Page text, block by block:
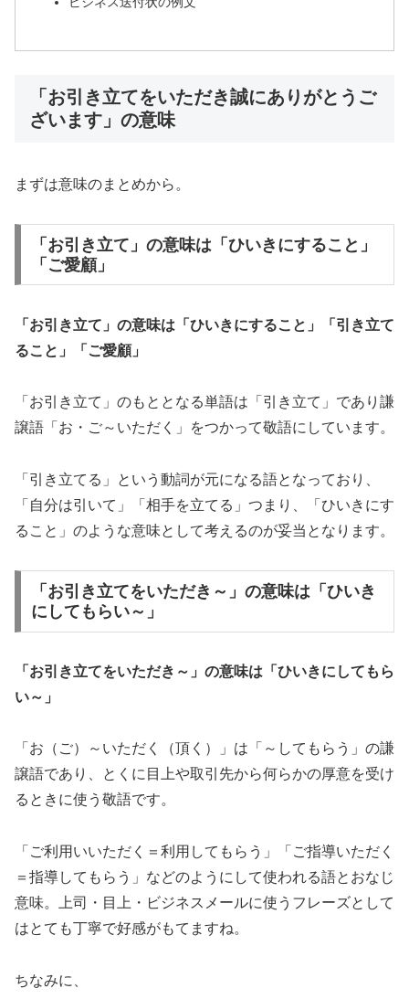
「お引き立てをいただき誠にありがとうご
ざいます」の意味
まずは意味のまとめから。
「お引き立て」の意味は「ひいきにすること」
「ご愛顧」
「お引き立て」の意味は「ひいきにすること」「引き立て
ること」「ご愛顧」
「お引き立て」のもととなる単語は「引き立て」であり謙
譲語「お・ご～いただく」をつかって敬語にしています。
「引き立てる」という動詞が元になる語となっており、
「自分は引いて」「相手を立てる」つまり、「ひいきにす
ること」のような意味として考えるのが妥当となります。
「お引き立てをいただき～」の意味は「ひいき
にしてもらい～」
「お引き立てをいただき～」の意味は「ひいきにしてもら
い～」
「お（ご）～いただく（頂く）」は「～してもらう」の謙
譲語であり、とくに目上や取引先から何らかの厚意を受け
るときに使う敬語です。
「ご利用いいただく＝利用してもらう」「ご指導いただく
＝指導してもらう」などのようにして使われる語とおなじ
意味。上司・目上・ビジネスメールに使うフレーズとして
はとても丁寧で好感がもてますね。
ちなみに、